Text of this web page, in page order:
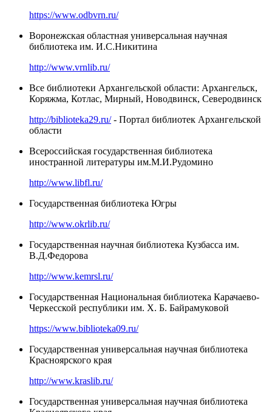
https://www.odbvrn.ru/
Воронежская областная универсальная научная
библиотека им. И.С.Никитина
http://www.vrnlib.ru/
Все библиотеки Архангельской области: Архангельск,
Коряжма, Котлас, Мирный, Новодвинск, Северодвинск
http://biblioteka29.ru/- Портал библиотек Архангельской
области
Всероссийская государственная библиотека
иностранной литературы им.М.И.Рудомино
http://www.libfl.ru/
Государственная библиотека Югры
http://www.okrlib.ru/
Государственная научная библиотека Кузбасса им.
В.Д.Федорова
http://www.kemrsl.ru/
Государственная Национальная библиотека Карачаево-
Черкесской республики им. Х. Б. Байрамуковой
https://www.biblioteka09.ru/
Государственная универсальная научная библиотека
Красноярского края
http://www.kraslib.ru/
Государственная универсальная научная библиотека